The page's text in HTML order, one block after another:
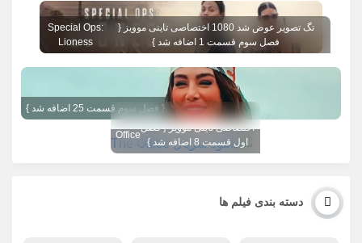
تگ تصویر عوض شد 1080 اختصاصی تاینی موویز {
فصل سوم قسمت 1 اضافه شد }
Special Ops:
Lioness
{ فصل سوم قسمت 25 اضافه شد }
تگ تصویر عوض شد 1080
اختصاصی تاینی موویز { فصل
اول قسمت 8 اضافه شد }
The
Office
دسته بندی فیلم ها